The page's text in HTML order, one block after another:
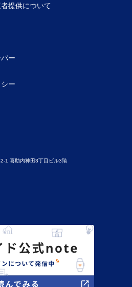
1 喜助内神田3丁目ビル3階
提供について
ー
ー